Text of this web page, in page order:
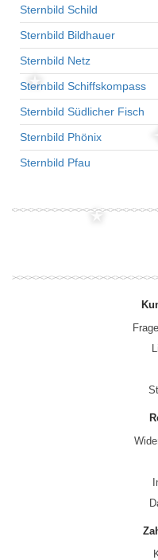
Sternbild Schild
Sternbild Bildhauer
Sternbild Netz
Sternbild Schiffskompass
Sternbild Südlicher Fisch
Sternbild Phönix
Sternbild Pfau